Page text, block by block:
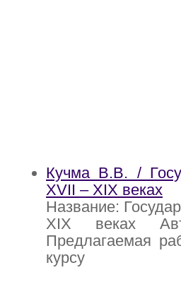
Кучма В.В. /
XVII – XIX веках
Название:
XIX веках
Предлагаемая
курсу